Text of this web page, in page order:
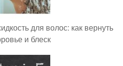
для волос: как вернуть
и блеск